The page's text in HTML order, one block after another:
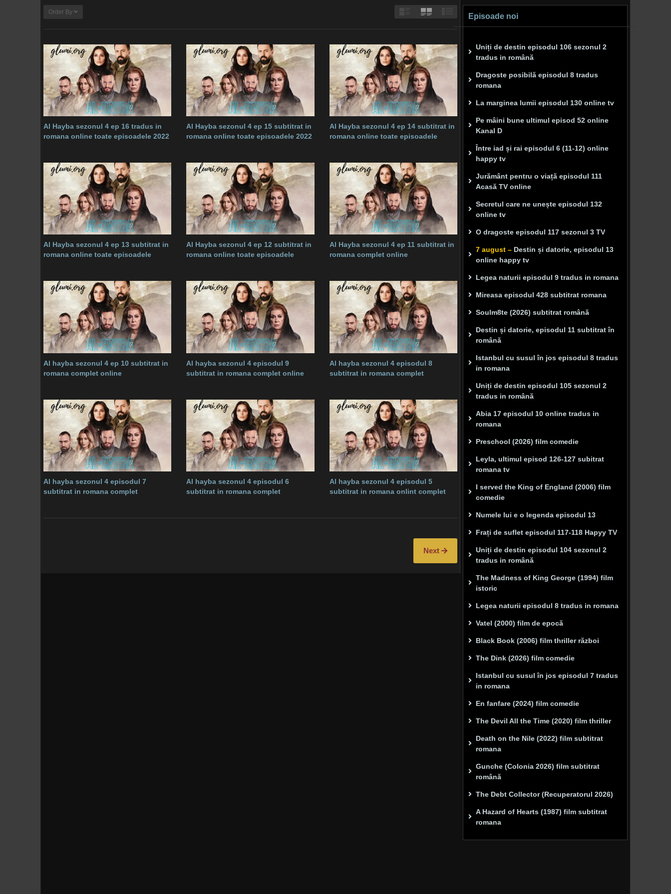
Order By
Al Hayba sezonul 4 ep 16 tradus in
romana online toate episoadele 2022
Al Hayba sezonul 4 ep 15 subtitrat in
romana online toate episoadele 2022
Al Hayba sezonul 4 ep 14 subtitrat in
romana online toate episoadele
Al Hayba sezonul 4 ep 13 subtitrat in
romana online toate episoadele
Al Hayba sezonul 4 ep 12 subtitrat in
romana online toate episoadele
Al Hayba sezonul 4 ep 11 subtitrat in
romana complet online
Al hayba sezonul 4 ep 10 subtitrat in
romana complet online
Al hayba sezonul 4 episodul 9
subtitrat in romana complet online
Al hayba sezonul 4 episodul 8
subtitrat in romana complet
Al hayba sezonul 4 episodul 7
subtitrat in romana complet
Al hayba sezonul 4 episodul 6
subtitrat in romana complet
Al hayba sezonul 4 episodul 5
subtitrat in romana onlint complet
Next
Episoade noi
Uniți de destin episodul 106 sezonul 2
tradus in română
Dragoste posibilă episodul 8 tradus
romana
La marginea lumii episodul 130 online tv
Pe mâini bune ultimul episod 52 online
Kanal D
Între iad și rai episodul 6 (11-12) online
happy tv
Jurământ pentru o viață episodul 111
Acasă TV online
Secretul care ne unește episodul 132
online tv
O dragoste episodul 117 sezonul 3 TV
7 august – Destin și datorie, episodul 13
online happy tv
Legea naturii episodul 9 tradus in romana
Mireasa episodul 428 subtitrat romana
Soulm8te (2026) subtitrat română
Destin și datorie, episodul 11 subtitrat în
română
Istanbul cu susul în jos episodul 8 tradus
in romana
Uniți de destin episodul 105 sezonul 2
tradus in română
Abia 17 episodul 10 online tradus in
romana
Preschool (2026) film comedie
Leyla, ultimul episod 126-127 subitrat
romana tv
I served the King of England (2006) film
comedie
Numele lui e o legenda episodul 13
Frați de suflet episodul 117-118 Hapyy TV
Uniți de destin episodul 104 sezonul 2
tradus in română
The Madness of King George (1994) film
istoric
Legea naturii episodul 8 tradus in romana
Vatel (2000) film de epocă
Black Book (2006) film thriller război
The Dink (2026) film comedie
Istanbul cu susul în jos episodul 7 tradus
in romana
En fanfare (2024) film comedie
The Devil All the Time (2020) film thriller
Death on the Nile (2022) film subtitrat
romana
Gunche (Colonia 2026) film subtitrat
română
The Debt Collector (Recuperatorul 2026)
A Hazard of Hearts (1987) film subtitrat
romana